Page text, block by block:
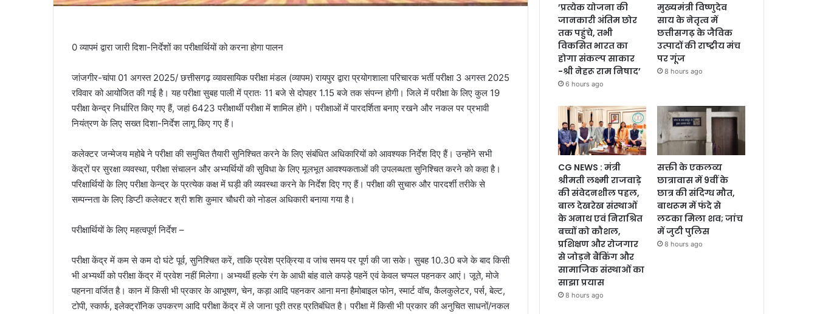
0 व्यापमं द्वारा जारी दिशा-निर्देशों का परीक्षार्थियों को करना होगा पालन
जांजगीर-चांपा 01 अगस्त 2025/ छत्तीसगढ़ व्यावसायिक परीक्षा मंडल (व्यापम) रायपुर द्वारा प्रयोगशाला परिचारक भर्ती परीक्षा 3 अगस्त 2025
रविवार को आयोजित की गई है। यह परीक्षा सुबह पाली में प्रातः 11 बजे से दोपहर 1.15 बजे तक संपन्न होगी। जिले में परीक्षा के लिए कुल 19
परीक्षा केन्द्र निर्धारित किए गए हैं, जहां 6423 परीक्षार्थी परीक्षा में शामिल होंगे। परीक्षाओं में पारदर्शिता बनाए रखने और नकल पर प्रभावी
नियंत्रण के लिए सख्त दिशा-निर्देश लागू किए गए हैं।
कलेक्टर जन्मेजय महोबे ने परीक्षा की समुचित तैयारी सुनिश्चित करने के लिए संबंधित अधिकारियों को आवश्यक निर्देश दिए हैं। उन्होंने सभी
केंद्रों पर सुरक्षा व्यवस्था, परीक्षा संचालन और अभ्यर्थियों की सुविधा के लिए मूलभूत आवश्यकताओं की उपलब्धता सुनिश्चित करने को कहा है।
परिक्षार्थियों के लिए परीक्षा केन्द्र के प्रत्येक कक्ष में घड़ी की व्यवस्था करने के निर्देश दिए गए हैं। परीक्षा की सुचारु और पारदर्शी तरीके से
सम्पन्नता के लिए डिप्टी कलेक्टर श्री शशि कुमार चौधरी को नोडल अधिकारी बनाया गया है।
परीक्षार्थियों के लिए महत्वपूर्ण निर्देश –
परीक्षा केंद्र में कम से कम दो घंटे पूर्व, सुनिश्चित करें, ताकि प्रवेश प्रक्रिया व जांच समय पर पूर्ण की जा सके। सुबह 10.30 बजे के बाद किसी
भी अभ्यर्थी को परीक्षा केंद्र में प्रवेश नहीं मिलेगा। अभ्यर्थी हल्के रंग के आधी बांह वाले कपड़े पहनें एवं केवल चप्पल पहनकर आएं। जूते, मोजे
पहनना वर्जित है। कान में किसी भी प्रकार के आभूषण, चेन, कड़ा आदि पहनकर आना मना हैमोबाइल फोन, स्मार्ट वॉच, कैलकुलेटर, पर्स, बेल्ट,
टोपी, स्कार्फ, इलेक्ट्रॉनिक उपकरण आदि परीक्षा केंद्र में ले जाना पूरी तरह प्रतिबंधित है। परीक्षा में किसी भी प्रकार की अनुचित साधनों/नकल
’प्रत्येक योजना की
जानकारी अंतिम छोर
तक पहुंचे, तभी
विकसित भारत का
होगा संकल्प साकार
-श्री नेहरू राम निषाद’
6 hours ago
मुख्यमंत्री विष्णुदेव
साय के नेतृत्व में
छत्तीसगढ़ के जैविक
उत्पादों की राष्ट्रीय मंच
पर गूंज
8 hours ago
CG NEWS : मंत्री
श्रीमती लक्ष्मी राजवाड़े
की संवेदनशील पहल,
बाल देखरेख संस्थाओं
के अनाथ एवं निराश्रित
बच्चों को कौशल,
प्रशिक्षण और रोजगार
से जोड़ने बैंकिंग और
सामाजिक संस्थाओं का
साझा प्रयास
8 hours ago
सक्ती के एकलव्य
छात्रावास में 9वीं के
छात्र की संदिग्ध मौत,
बाथरूम में फंदे से
लटका मिला शव; जांच
में जुटी पुलिस
8 hours ago